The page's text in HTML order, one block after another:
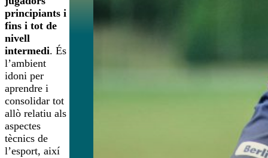
principiants i
fins i tot de
nivell
intermedi. És
l’ambient
idoni per
aprendre i
consolidar tot
allò relatiu als
aspectes
tècnics de
l’esport, així